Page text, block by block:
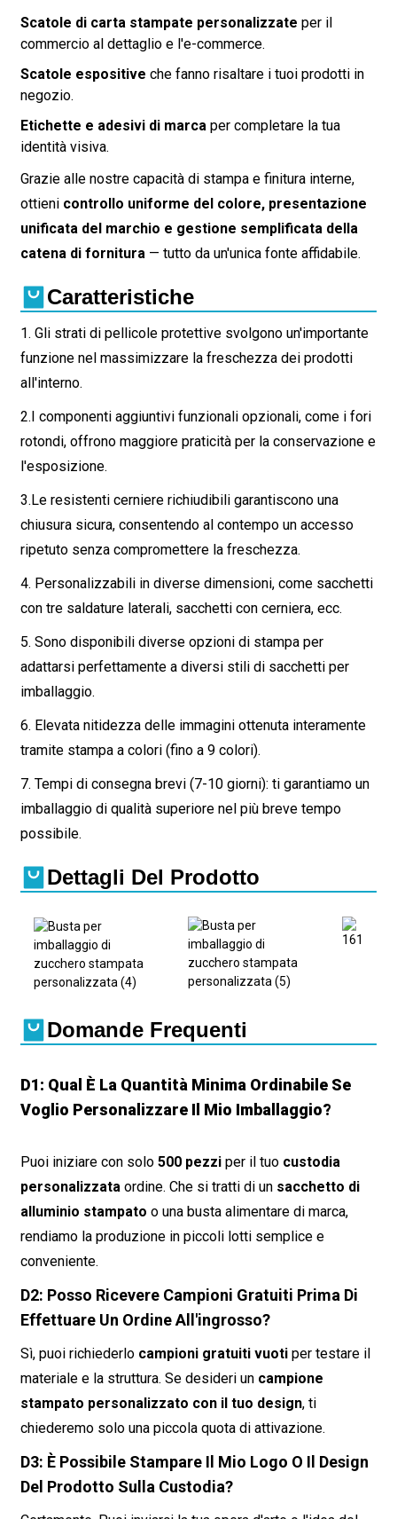
Scatole di carta stampate personalizzate per il
commercio al dettaglio e l'e-commerce.
Scatole espositive che fanno risaltare i tuoi prodotti in
negozio.
Etichette e adesivi di marca per completare la tua
identità visiva.
Grazie alle nostre capacità di stampa e finitura interne,
ottieni controllo uniforme del colore, presentazione
unificata del marchio e gestione semplificata della
catena di fornitura — tutto da un'unica fonte affidabile.
Caratteristiche
1. Gli strati di pellicole protettive svolgono un'importante
funzione nel massimizzare la freschezza dei prodotti
all'interno.
2.I componenti aggiuntivi funzionali opzionali, come i fori
rotondi, offrono maggiore praticità per la conservazione e
l'esposizione.
3.Le resistenti cerniere richiudibili garantiscono una
chiusura sicura, consentendo al contempo un accesso
ripetuto senza compromettere la freschezza.
4. Personalizzabili in diverse dimensioni, come sacchetti
con tre saldature laterali, sacchetti con cerniera, ecc.
5. Sono disponibili diverse opzioni di stampa per
adattarsi perfettamente a diversi stili di sacchetti per
imballaggio.
6. Elevata nitidezza delle immagini ottenuta interamente
tramite stampa a colori (fino a 9 colori).
7. Tempi di consegna brevi (7-10 giorni): ti garantiamo un
imballaggio di qualità superiore nel più breve tempo
possibile.
Dettagli Del Prodotto
Domande Frequenti
D1: Qual È La Quantità Minima Ordinabile Se
Voglio Personalizzare Il Mio Imballaggio?
Puoi iniziare con solo 500 pezziper il tuo custodia
personalizzata ordine. Che si tratti di un sacchetto di
alluminio stampato o una busta alimentare di marca,
rendiamo la produzione in piccoli lotti semplice e
conveniente.
D2: Posso Ricevere Campioni Gratuiti Prima Di
Effettuare Un Ordine All'ingrosso?
Sì, puoi richiederlo campioni gratuiti vuotiper testare il
materiale e la struttura. Se desideri un campione
stampato personalizzato con il tuo design, ti
chiederemo solo una piccola quota di attivazione.
D3: È Possibile Stampare Il Mio Logo O Il Design
Del Prodotto Sulla Custodia?